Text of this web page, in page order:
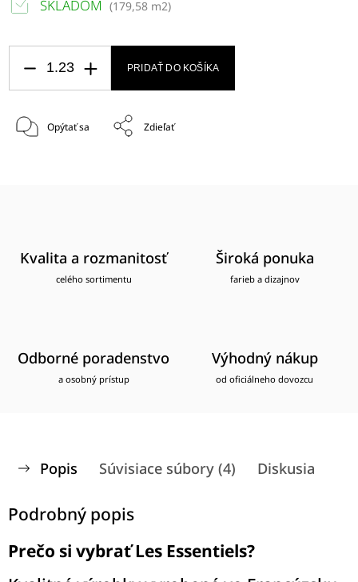
SKLADOM (179,58 m2)
PRIDAŤ DO KOŠÍKA
Opýtať sa Zdieľať
Kvalita a rozmanitosť
celého sortimentu
Široká ponuka
farieb a dizajnov
Odborné poradenstvo
a osobný prístup
Výhodný nákup
od oficiálneho dovozcu
Popis Súvisiace súbory (4) Diskusia
Podrobný popis
Prečo si vybrať Les Essentiels?